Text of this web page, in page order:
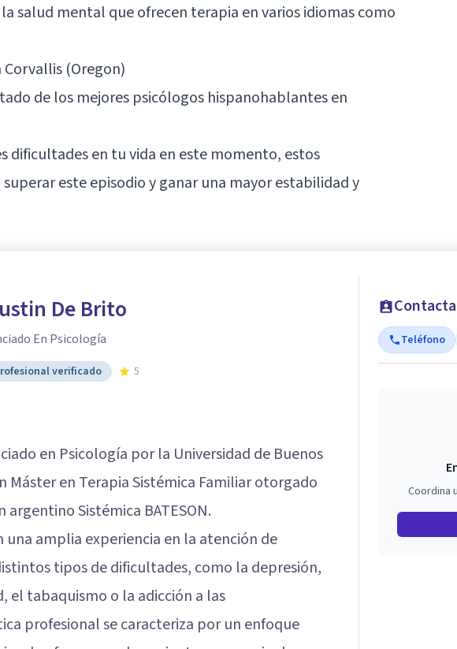
salud mental que ofrecen terapia en varios idiomas como
(Oregon)
de los mejores psicólogos hispanohablantes en
dificultades en tu vida en este momento, estos
este episodio y ganar una mayor estabilidad y
De Brito
En Psicología
verificado 5
en Psicología por la Universidad de Buenos
Máster en Terapia Sistémica Familiar otorgado
Sistémica BATESON.
amplia experiencia en la atención de
tipos de dificultades, como la depresión,
el tabaquismo o la adicción a las
profesional se caracteriza por un enfoque
Teléfono
Coordina